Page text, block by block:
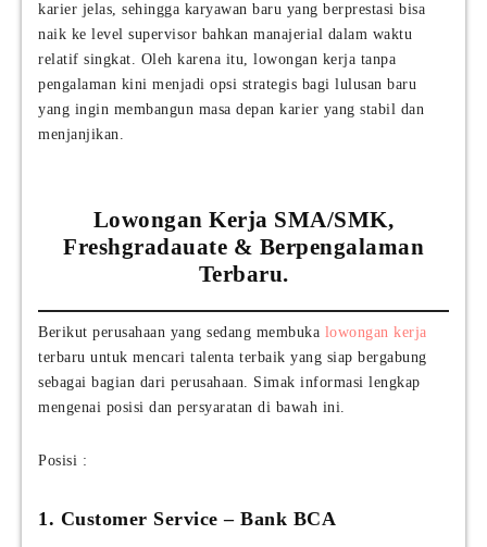
karier jelas, sehingga karyawan baru yang berprestasi bisa
naik ke level supervisor bahkan manajerial dalam waktu
relatif singkat. Oleh karena itu, lowongan kerja tanpa
pengalaman kini menjadi opsi strategis bagi lulusan baru
yang ingin membangun masa depan karier yang stabil dan
menjanjikan.
Lowongan Kerja SMA/SMK,
Freshgradauate & Berpengalaman
Terbaru.
Berikut perusahaan yang sedang membuka lowongan kerja
terbaru untuk mencari talenta terbaik yang siap bergabung
sebagai bagian dari perusahaan. Simak informasi lengkap
mengenai posisi dan persyaratan di bawah ini.
Posisi :
1. Customer Service – Bank BCA